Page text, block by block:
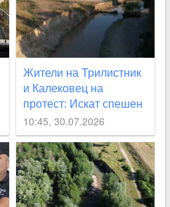
Жители на Трилистник
и Калековец на
протест: Искат спешен
ремонт на дигите по
река Стряма
10:45, 30.07.2026